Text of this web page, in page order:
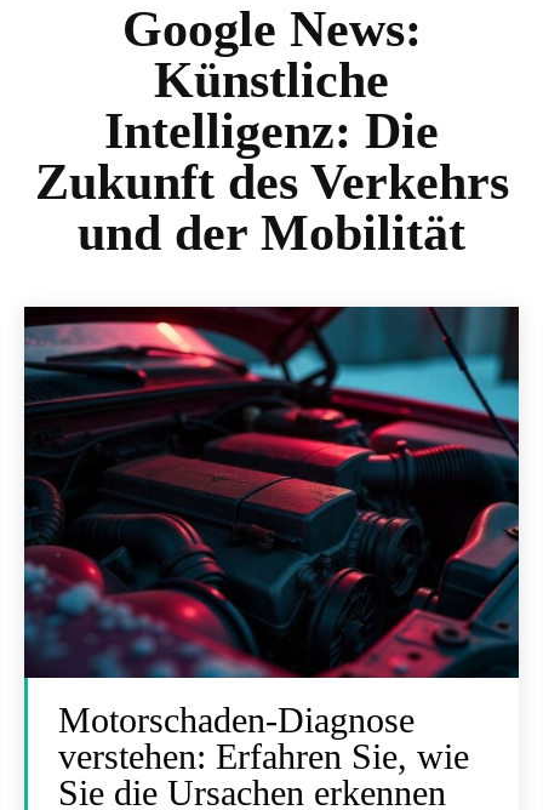
Google News:
Künstliche
Intelligenz: Die
Zukunft des Verkehrs
und der Mobilität
Motorschaden-Diagnose
verstehen: Erfahren Sie, wie
Sie die Ursachen erkennen